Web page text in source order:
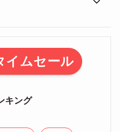
イムセール
キング